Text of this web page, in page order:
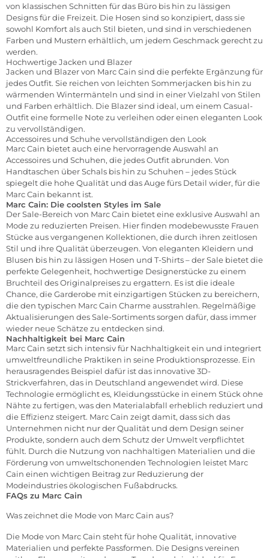
von klassischen Schnitten für das Büro bis hin zu lässigen
Designs für die Freizeit. Die Hosen sind so konzipiert, dass sie
sowohl Komfort als auch Stil bieten, und sind in verschiedenen
Farben und Mustern erhältlich, um jedem Geschmack gerecht zu
werden.
Hochwertige Jacken und Blazer
Jacken und Blazer von Marc Cain sind die perfekte Ergänzung für
jedes Outfit. Sie reichen von leichten Sommerjacken bis hin zu
wärmenden Wintermänteln und sind in einer Vielzahl von Stilen
und Farben erhältlich. Die Blazersind ideal, um einem Casual-
Outfit eine formelle Note zu verleihen oder einen eleganten Look
zu vervollständigen.
Accessoires und Schuhe vervollständigen den Look
Marc Cain bietet auch eine hervorragende Auswahl an
Accessoires und Schuhen, die jedes Outfit abrunden. Von
Handtaschen über Schals bis hin zu Schuhen – jedes Stück
spiegelt die hohe Qualität und das Auge fürs Detail wider, für die
Marc Cain bekannt ist.
Marc Cain: Die coolsten Styles im Sale
Der Sale-Bereich von Marc Cain bietet eine exklusive Auswahl an
Mode zu reduzierten Preisen. Hier finden modebewusste Frauen
Stücke aus vergangenen Kollektionen, die durch ihren zeitlosen
Stil und ihre Qualität überzeugen. Von eleganten Kleidern und
Blusen bis hin zu lässigen Hosen und T-Shirts – derSale bietet die
perfekte Gelegenheit, hochwertige Designerstücke zu einem
Bruchteil des Originalpreises zu ergattern. Es ist die ideale
Chance, die Garderobe mit einzigartigen Stücken zu bereichern,
die den typischen Marc Cain Charme ausstrahlen. Regelmäßige
Aktualisierungen des Sale-Sortiments sorgen dafür, dass immer
wieder neue Schätze zu entdecken sind.
Nachhaltigkeit bei Marc Cain
Marc Cain setzt sich intensiv für Nachhaltigkeit ein und integriert
umweltfreundliche Praktiken in seine Produktionsprozesse. Ein
herausragendes Beispiel dafür ist das innovative 3D-
Strickverfahren, das in Deutschland angewendet wird. Diese
Technologie ermöglicht es, Kleidungsstücke in einem Stück ohne
Nähte zu fertigen, was den Materialabfall erheblich reduziert und
die Effizienz steigert. Marc Cain zeigt damit, dass sich das
Unternehmen nicht nur der Qualität und dem Design seiner
Produkte, sondern auch dem Schutz der Umwelt verpflichtet
fühlt. Durch die Nutzung von nachhaltigen Materialien und die
Förderung von umweltschonenden Technologien leistet Marc
Cain einen wichtigen Beitrag zur Reduzierung der
Modeindustries ökologischen Fußabdrucks.
FAQs zu Marc Cain
Was zeichnet die Mode von Marc Cain aus?
Die Mode von Marc Cain steht für hohe Qualität, innovative
Materialien und perfekte Passformen. Die Designs vereinen